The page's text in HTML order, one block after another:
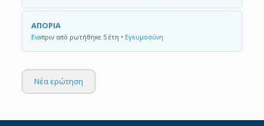
ΑΠΟΡΙΑ
Evaπριν από ρωτήθηκε 5 έτη • Εγκυμοσύνη
Νέα ερώτηση